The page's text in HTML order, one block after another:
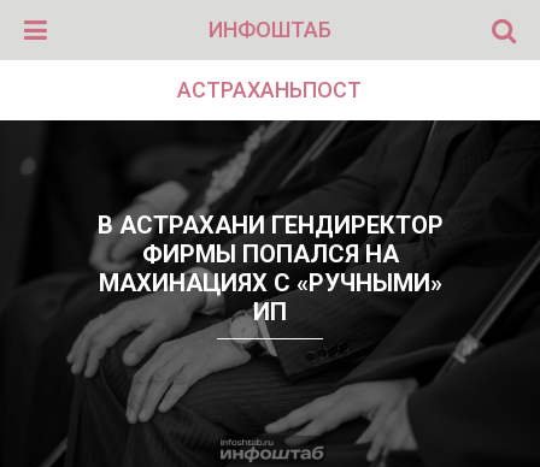
ИНФОШТАБ
АСТРАХАНЬПОСТ
В АСТРАХАНИ ГЕНДИРЕКТОР
ФИРМЫ ПОПАЛСЯ НА
МАХИНАЦИЯХ С «РУЧНЫМИ»
ИП